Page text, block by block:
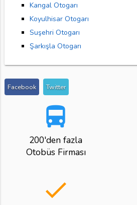
Kangal Otogarı
Koyulhisar Otogarı
Suşehri Otogarı
Şarkışla Otogarı
Facebook Twitter
directions_bus
200'den fazla
Otobüs Firması
done